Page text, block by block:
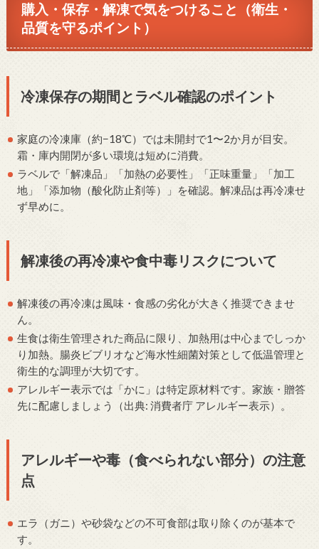
購入・保存・解凍で気をつけること（衛生・
品質を守るポイント）
冷凍保存の期間とラベル確認のポイント
家庭の冷凍庫（約−18℃）では未開封で1〜2か月が目安。
霜・庫内開閉が多い環境は短めに消費。
ラベルで「解凍品」「加熱の必要性」「正味重量」「加工
地」「添加物（酸化防止剤等）」を確認。解凍品は再冷凍せ
ず早めに。
解凍後の再冷凍や食中毒リスクについて
解凍後の再冷凍は風味・食感の劣化が大きく推奨できませ
ん。
生食は衛生管理された商品に限り、加熱用は中心までしっか
り加熱。腸炎ビブリオなど海水性細菌対策として低温管理と
衛生的な調理が大切です。
アレルギー表示では「かに」は特定原材料です。家族・贈答
先に配慮しましょう（出典: 消費者庁 アレルギー表示）。
アレルギーや毒（食べられない部分）の注意
点
エラ（ガニ）や砂袋などの不可食部は取り除くのが基本で
す。